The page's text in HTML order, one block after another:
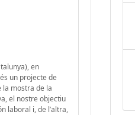
en
un projecte de
la mostra de la
el nostre objectiu
laboral i, de l’altra,